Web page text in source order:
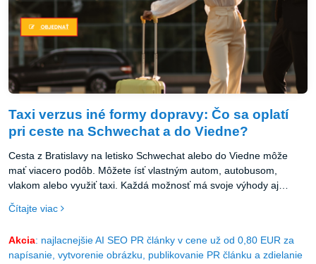
Taxi verzus iné formy dopravy: Čo sa oplatí
pri ceste na Schwechat a do Viedne?
Cesta z Bratislavy na letisko Schwechat alebo do Viedne môže
mať viacero podôb. Môžete ísť vlastným autom, autobusom,
vlakom alebo využiť taxi. Každá možnosť má svoje výhody aj
Čítajte viac
Akcia: najlacnejšie AI SEO PR články v cene už od 0,80 EUR za
napísanie, vytvorenie obrázku, publikovanie PR článku a zdielanie